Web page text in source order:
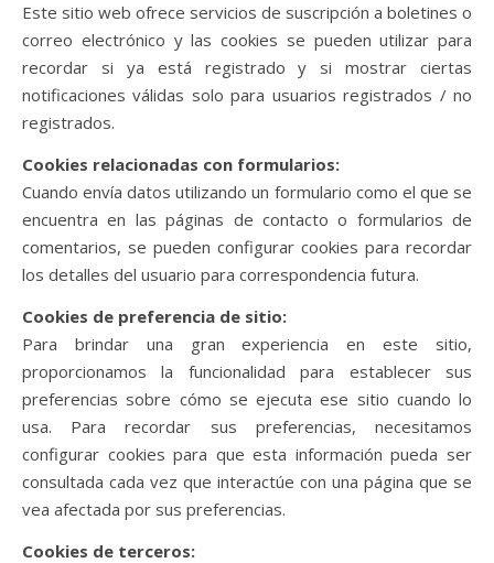
Este sitio web ofrece servicios de suscripción a boletines o
correo electrónico y las cookies se pueden utilizar para
recordar si ya está registrado y si mostrar ciertas
notificaciones válidas solo para usuarios registrados / no
registrados.
Cookies relacionadas con formularios:
Cuando envía datos utilizando un formulario como el que se
encuentra en las páginas de contacto o formularios de
comentarios, se pueden configurar cookies para recordar
los detalles del usuario para correspondencia futura.
Cookies de preferencia de sitio:
Para brindar una gran experiencia en este sitio,
proporcionamos la funcionalidad para establecer sus
preferencias sobre cómo se ejecuta ese sitio cuando lo
usa. Para recordar sus preferencias, necesitamos
configurar cookies para que esta información pueda ser
consultada cada vez que interactúe con una página que se
vea afectada por sus preferencias.
Cookies de terceros: